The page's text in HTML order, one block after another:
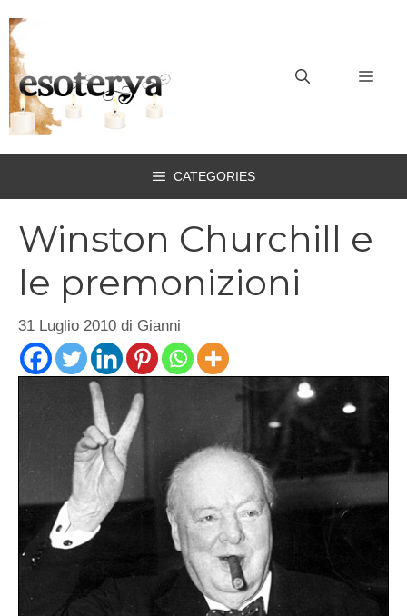
al
contenuto
CATEGORIES
Winston Churchill e
le premonizioni
31 Luglio 2010 di Gianni